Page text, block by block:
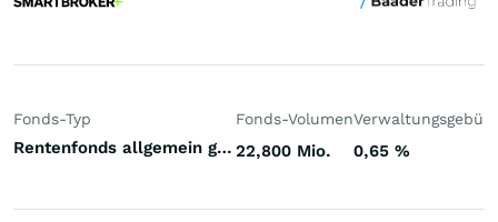
Fonds-Typ
Rentenfonds allgemein gemischte Laufzeiten Emerging Markets US-Dollar
Fonds-Volumen
22,800 Mio. 0,65 %